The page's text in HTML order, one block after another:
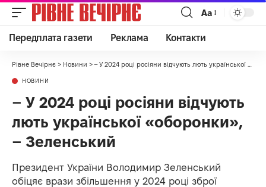
Аа
Передплата газети Реклама Контакти
Рівне Вечірнє > Новини >– У 2024 році росіяни відчують лють української «оборонки», – Зеленський
НОВИНИ
– У 2024 році росіяни відчують
лють української «оборонки»,
– Зеленський
Президент України Володимир Зеленський
обіцяє врази збільшення у 2024 році зброї